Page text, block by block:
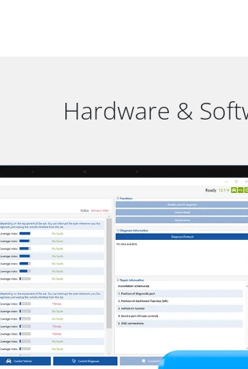
Hardware &